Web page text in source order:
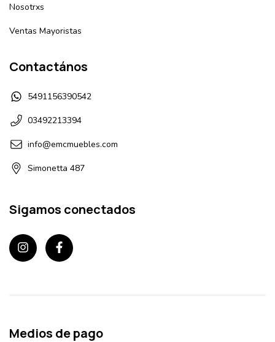
Nosotrxs
Ventas Mayoristas
Contactános
5491156390542
03492213394
info@emcmuebles.com
Simonetta 487
Sigamos conectados
Medios de pago